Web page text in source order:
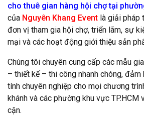
cho thuê gian hàng hội chợ tại
của Nguyên Khang Event là giải pháp
đơn vị tham gia hội chợ, triển lãm, sự
mại và các hoạt động giới thiệu sản
Chúng tôi chuyên cung cấp các mẫu
– thiết kế – thi công nhanh chóng,
tính chuyên nghiệp cho mọi chương
khánh và các phường khu vực TP.HCM
cận.